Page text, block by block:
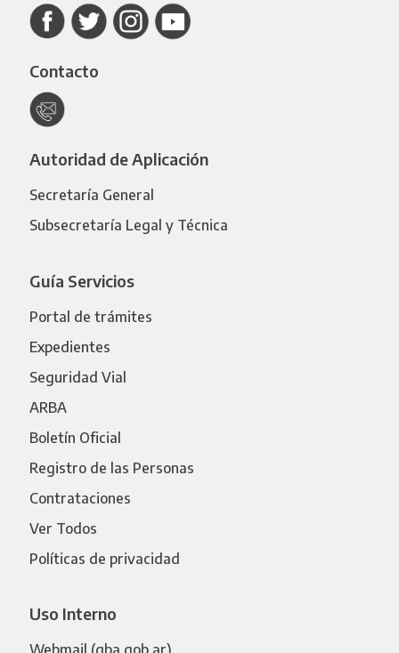
Contacto
Autoridad de Aplicación
Secretaría General
Subsecretaría Legal y Técnica
Guía Servicios
Portal de trámites
Expedientes
Seguridad Vial
ARBA
Boletín Oficial
Registro de las Personas
Contrataciones
Ver Todos
Políticas de privacidad
Uso Interno
Webmail (gba.gob.ar)